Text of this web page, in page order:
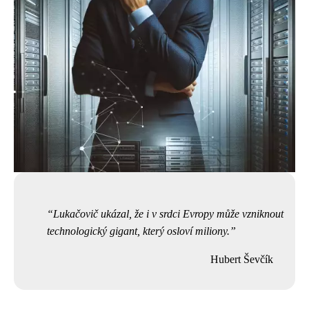
Lukačovič ukázal, že i v srdci Evropy může vzniknout
technologický gigant, který osloví miliony.
Hubert Ševčík